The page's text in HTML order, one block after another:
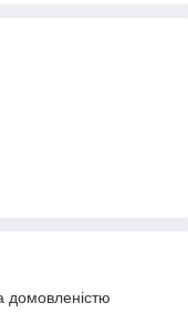
домовленістю